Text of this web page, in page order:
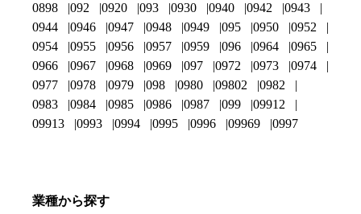
0898
092 0920 093 0930 0940 0942
0943
0944
0946 0947 0948 0949 095 0950
0952
0954
0955 0956 0957 0959 096 0964
0965
0966
0967 0968 0969 097 0972 0973
0974
0977
0978 0979 098 0980 09802
0982
0983
0984 0985 0986 0987 099
09912
09913
0993 0994 0995 0996 09969 0997
業種から探す